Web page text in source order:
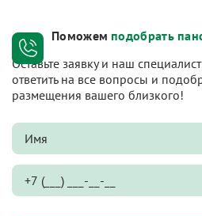
Поможем подобрать
Оставьте заявку и наш
ответить на все вопросы и
размещения вашего близкого!